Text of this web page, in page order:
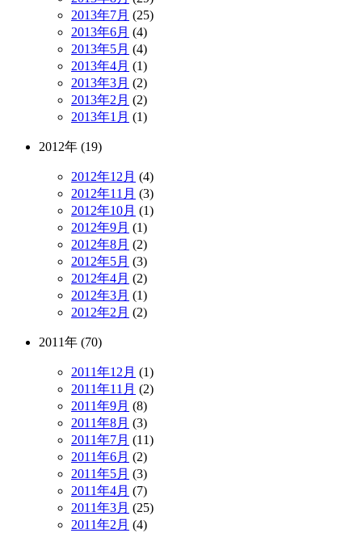
2013年7月 (25)
2013年6月 (4)
2013年5月 (4)
2013年4月 (1)
2013年3月 (2)
2013年2月 (2)
2013年1月 (1)
2012年 (19)
2012年12月 (4)
2012年11月 (3)
2012年10月 (1)
2012年9月 (1)
2012年8月 (2)
2012年5月 (3)
2012年4月 (2)
2012年3月 (1)
2012年2月 (2)
2011年 (70)
2011年12月 (1)
2011年11月 (2)
2011年9月 (8)
2011年8月 (3)
2011年7月 (11)
2011年6月 (2)
2011年5月 (3)
2011年4月 (7)
2011年3月 (25)
2011年2月 (4)